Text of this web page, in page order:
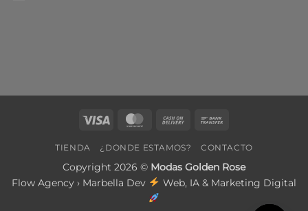
Visa MasterCard
Cash
Delivery
TIENDA ¿DONDE ESTAMOS? CONTACTO
Copyright 2026 © Modas Golden Rose
Flow Agency › Marbella Dev
Web, IA & Marketing Digital